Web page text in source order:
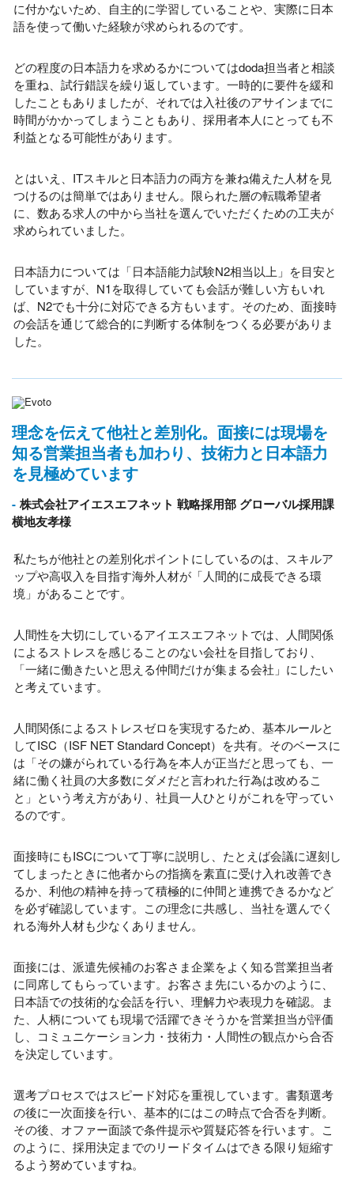
に付かないため、自主的に学習していることや、実際に日本
語を使って働いた経験が求められるのです。
どの程度の日本語力を求めるかについてはdoda担当者と相談
を重ね、試行錯誤を繰り返しています。一時的に要件を緩和
したこともありましたが、それでは入社後のアサインまでに
時間がかかってしまうこともあり、採用者本人にとっても不
利益となる可能性があります。
とはいえ、ITスキルと日本語力の両方を兼ね備えた人材を見
つけるのは簡単ではありません。限られた層の転職希望者
に、数ある求人の中から当社を選んでいただくための工夫が
求められていました。
日本語力については「日本語能力試験N2相当以上」を目安と
していますが、N1を取得していても会話が難しい方もいれ
ば、N2でも十分に対応できる方もいます。そのため、面接時
の会話を通じて総合的に判断する体制をつくる必要がありま
した。
理念を伝えて他社と差別化。面接には現場を
知る営業担当者も加わり、技術力と日本語力
を見極めています
株式会社アイエスエフネット 戦略採用部 グローバル採用課
横地友孝様
私たちが他社との差別化ポイントにしているのは、スキルア
ップや高収入を目指す海外人材が「人間的に成長できる環
境」があることです。
人間性を大切にしているアイエスエフネットでは、人間関係
によるストレスを感じることのない会社を目指しており、
「一緒に働きたいと思える仲間だけが集まる会社」にしたい
と考えています。
人間関係によるストレスゼロを実現するため、基本ルールと
してISC（ISF NET Standard Concept）を共有。そのベースに
は「その嫌がられている行為を本人が正当だと思っても、一
緒に働く社員の大多数にダメだと言われた行為は改めるこ
と」という考え方があり、社員一人ひとりがこれを守ってい
るのです。
面接時にもISCについて丁寧に説明し、たとえば会議に遅刻し
てしまったときに他者からの指摘を素直に受け入れ改善でき
るか、利他の精神を持って積極的に仲間と連携できるかなど
を必ず確認しています。この理念に共感し、当社を選んでく
れる海外人材も少なくありません。
面接には、派遣先候補のお客さま企業をよく知る営業担当者
に同席してもらっています。お客さま先にいるかのように、
日本語での技術的な会話を行い、理解力や表現力を確認。ま
た、人柄についても現場で活躍できそうかを営業担当が評価
し、コミュニケーション力・技術力・人間性の観点から合否
を決定しています。
選考プロセスではスピード対応を重視しています。書類選考
の後に一次面接を行い、基本的にはこの時点で合否を判断。
その後、オファー面談で条件提示や質疑応答を行います。こ
のように、採用決定までのリードタイムはできる限り短縮す
るよう努めていますね。